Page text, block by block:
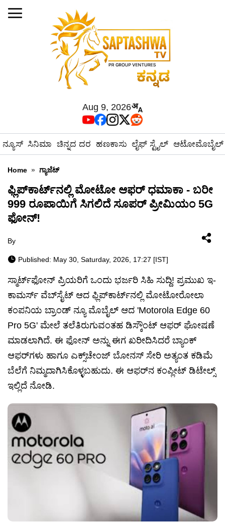
Aug 9, 2026
ನ್ಯೂಸ್ ಸಿನಿಮಾ ಚಿನ್ನದ ದರ ಹಣಕಾಸು ಲೈಫ್ ಸ್ಟೈಲ್ ಆಟೋಮೊಬೈಲ್
Home » ಗ್ಯಾಜೆಟ್
ಫ್ಲಿಪ್‌ಕಾರ್ಟ್‌ನಲ್ಲಿ ಮೋಟೋ ಆಫರ್ ಧಮಾಕಾ - ಬರೀ
999 ರೂಪಾಯಿಗೆ ಸಿಗಲಿದೆ ಸೂಪರ್ ಪ್ರೀಮಿಯಂ 5G
ಫೋನ್!
By
Published: May 30, Saturday, 2026, 17:27 [IST]
ಸ್ಮಾರ್ಟ್‌ಫೋನ್ ಪ್ರಿಯರಿಗೆ ಒಂದು ಭರ್ಜರಿ ಸಿಹಿ ಸುದ್ದಿ! ಪ್ರಮುಖ ಇ-
ಕಾಮರ್ಸ್ ವೆಬ್‌ಸೈಟ್ ಆದ ಫ್ಲಿಪ್‌ಕಾರ್ಟ್‌ನಲ್ಲಿ ಮೋಟೋರೋಲಾ
ಕಂಪನಿಯ ಬ್ರಾಂಡ್ ನ್ಯೂ ಮೊಬೈಲ್ ಆದ 'Motorola Edge 60
Pro 5G' ಮೇಲೆ ತಲೆತಿರುಗುವಂತಹ ಡಿಸ್ಕೌಂಟ್ ಆಫರ್ ಘೋಷಣೆ
ಮಾಡಲಾಗಿದೆ. ಈ ಫೋನ್‌ ಅನ್ನು ಈಗ ಖರೀದಿಸಿದರೆ ಬ್ಯಾಂಕ್
ಆಫರ್‌ಗಳು ಹಾಗೂ ಎಕ್ಸ್‌ಚೇಂಜ್ ಬೋನಸ್ ಸೇರಿ ಅತ್ಯಂತ ಕಡಿಮೆ
ಬೆಲೆಗೆ ನಿಮ್ಮದಾಗಿಸಿಕೊಳ್ಳಬಹುದು. ಈ ಆಫರ್‌ನ ಕಂಪ್ಲೀಟ್ ಡಿಟೇಲ್ಸ್
ಇಲ್ಲಿದೆ ನೋಡಿ.